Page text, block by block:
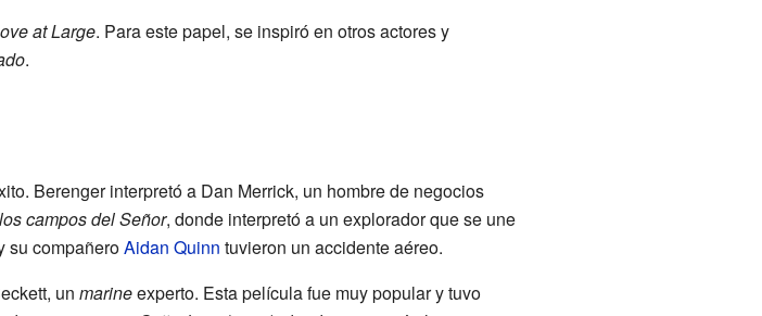
at Large. Para este papel, se inspiró en otros actores y
.
Berenger interpretó a Dan Merrick, un hombre de negocios
campos del Señor, donde interpretó a un explorador que se une
su compañeroAidan Quinn tuvieron un accidente aéreo.
un marineexperto. Esta película fue muy popular y tuvo